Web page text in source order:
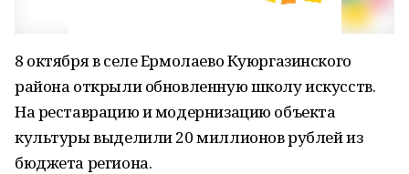
8 октября в селе Ермолаево Куюргазинского
района открыли обновленную школу искусств.
На реставрацию и модернизацию объекта
культуры выделили 20 миллионов рублей из
бюджета региона.